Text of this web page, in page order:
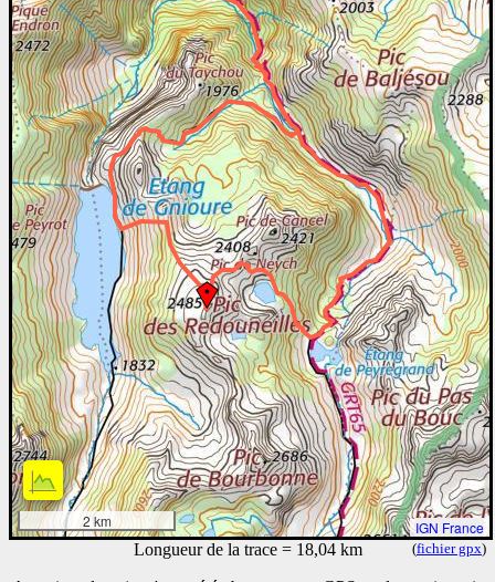
2 km IGN France
(fichier gpx)
Longueur de la trace = 18,04 km